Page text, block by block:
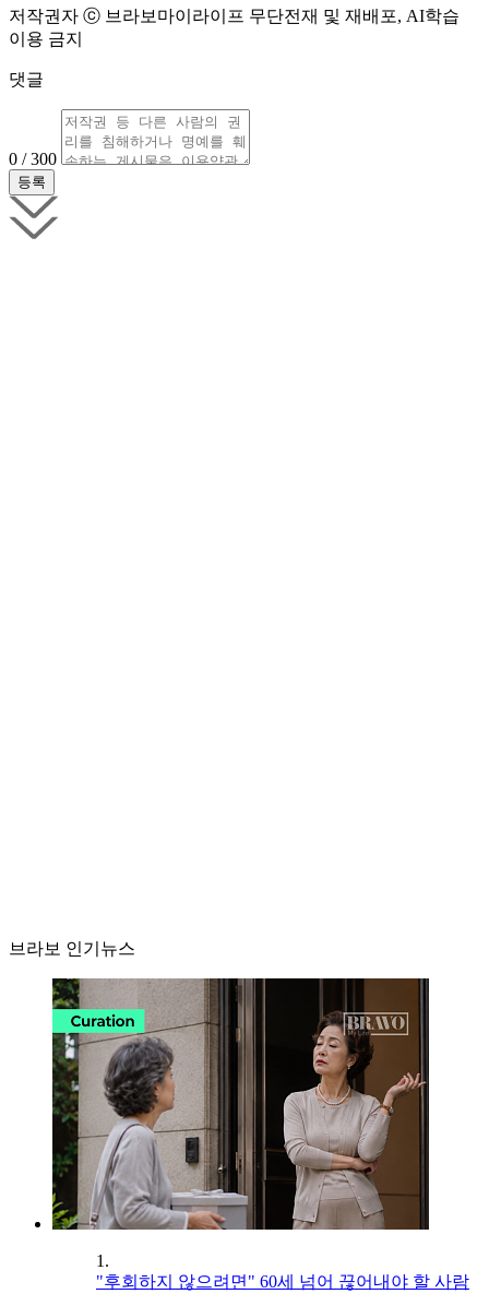
저작권자 ⓒ 브라보마이라이프 무단전재 및 재배포, AI학습
이용 금지
댓글
0 / 300
브라보 인기뉴스
1.
"후회하지 않으려면" 60세 넘어 끊어내야 할 사람